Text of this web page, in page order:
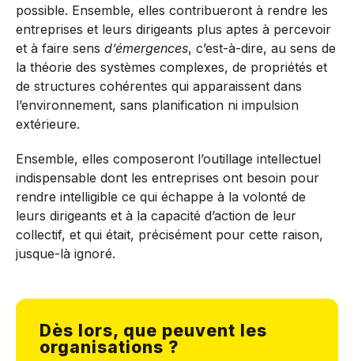
possible. Ensemble, elles contribueront à rendre les
entreprises et leurs dirigeants plus aptes à percevoir
et à faire sens d’émergences, c’est-à-dire, au sens de
la théorie des systèmes complexes, de propriétés et
de structures cohérentes qui apparaissent dans
l’environnement, sans planification ni impulsion
extérieure.
Ensemble, elles composeront l’outillage intellectuel
indispensable dont les entreprises ont besoin pour
rendre intelligible ce qui échappe à la volonté de
leurs dirigeants et à la capacité d’action de leur
collectif, et qui était, précisément pour cette raison,
jusque-là ignoré.
Dès lors, que peuvent les
organisations ?